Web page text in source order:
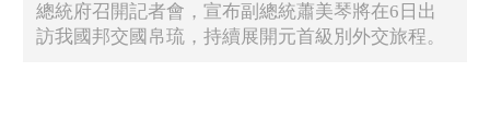
總統府召開記者會，宣布副總統蕭美琴將在6日出
訪我國邦交國帛琉，持續展開元首級別外交旅程。